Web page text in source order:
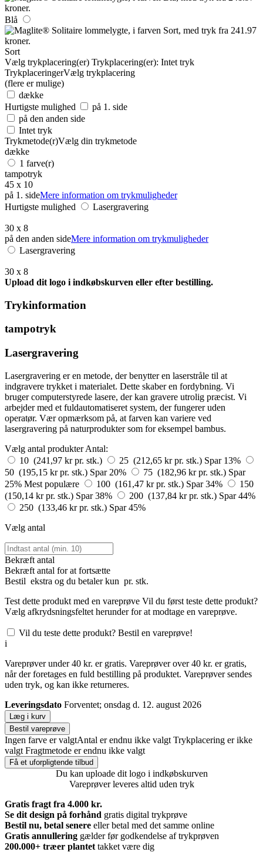
Blå
Sort
Vælg trykplacering(er) Trykplacering(er): Intet tryk
TrykplaceringerVælg trykplacering
(flere er mulige)
dække
Hurtigste mulighed
på 1. side
på den anden side
Intet tryk
Trykmetode(r)Vælg din trykmetode
dække
1 farve(r)
tampotryk
45 x 10
på 1. sideMere information om trykmuligheder
Hurtigste mulighed
Lasergravering
30 x 8
på den anden sideMere information om trykmuligheder
Lasergravering
30 x 8
Upload dit logo i indkøbskurven eller efter bestilling.
Trykinformation
tampotryk
Lasergravering
Lasergravering er en metode, der benytter en laserstråle til at
indgravere trykket i materialet. Dette skaber en fordybning. Vi
bruger computerstyrede lasere, der kan gravere utrolig præcist. Vi
arbejder med et fuldautomatiseret system, der fungerer uden
operatør. Vær opmærksom på, at farven kan variere ved
lasergravering på naturprodukter som for eksempel bambus.
Vælg antal produkter Antal:
10 (241,97 kr pr. stk.)
25 (212,65 kr pr. stk.) Spar 13%
50 (195,15 kr pr. stk.) Spar 20% 75 (182,96 kr pr. stk.) Spar
25% Mest populære 100 (161,47 kr pr. stk.) Spar 34%
150
(150,14 kr pr. stk.) Spar 38% 200 (137,84 kr pr. stk.) Spar 44%
250 (133,46 kr pr. stk.) Spar 45%
Vælg antal
Bekræft antal
Bekræft antal for at fortsætte
Bestil ekstra og du betaler kun pr. stk.
Test dette produkt med en vareprøve Vil du først teste dette produkt?
Vælg afkrydsningsfeltet herunder for at modtage en vareprøve.
Vil du teste dette produkt? Bestil en vareprøve!
i
Vareprøver under 40 kr. er gratis. Vareprøver over 40 kr. er gratis,
når der foretages en fuld bestilling på produktet. Vareprøver sendes
uden tryk, og kan ikke returneres.
Leveringsdato Forventet; onsdag d. 12. august 2026
Læg i kurv
Bestil vareprøve
Ingen farve er valgtAntal er endnu ikke valgt Trykplacering er ikke
valgt Fragtmetode er endnu ikke valgt
Få et uforpligtende tilbud
Du kan uploade dit logo i indkøbskurven
Vareprøver leveres altid uden tryk
Gratis fragt fra 4.000 kr.
Se dit design på forhånd gratis digital trykprøve
Bestil nu, betal senere eller betal med det samme online
Gratis annullering gælder før godkendelse af trykprøven
200.000+ træer plantet takket være dig